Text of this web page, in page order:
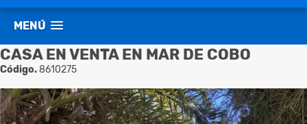
MENÚ
CASA EN VENTA EN MAR DE COBO
Código.8610275